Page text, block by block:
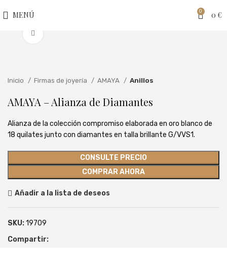
MENÚ 0 0 €
Inicio Firmas de joyería AMAYA Anillos
AMAYA – Alianza de Diamantes
Alianza de la colección compromiso elaborada en oro blanco de
18 quilates junto con diamantes en talla brillante G/VVS1.
CONSULTE PRECIO
COMPRAR AHORA
Añadir a la lista de deseos
SKU:19709
Compartir: